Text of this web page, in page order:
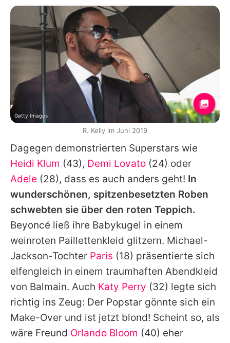
Dagegen demonstrierten Superstars wie
Heidi Klum (43), Demi Lovato (24) oder
Adele (28), dass es auch anders geht! In
wunderschönen, spitzenbesetzten Roben
schwebten sie über den roten Teppich.
Beyoncé ließ ihre Babykugel in einem
weinroten Paillettenkleid glitzern. Michael-
Jackson-Tochter Paris (18) präsentierte sich
elfengleich in einem traumhaften Abendkleid
von Balmain. Auch Katy Perry (32) legte sich
richtig ins Zeug: Der Popstar gönnte sich ein
Make-Over und ist jetzt blond! Scheint so, als
wäre Freund Orlando Bloom (40) eher
Getty Images
R. Kelly im Juni 2019